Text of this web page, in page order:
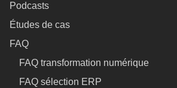
Podcasts
Études de cas
FAQ
FAQ transformation numérique
FAQ sélection ERP